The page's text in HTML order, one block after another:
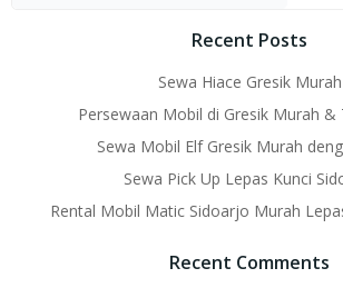
Recent Posts
Sewa Hiace Gresik Murah
Persewaan Mobil di Gresik Murah &
Sewa Mobil Elf Gresik Murah
Sewa Pick Up Lepas Kunci
Rental Mobil Matic Sidoarjo Murah
Recent Comments